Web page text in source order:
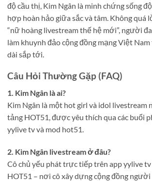
độ cầu thị, Kim Ngân là minh chứng sống
hợp hoàn hảo giữa sắc và tâm. Không quá
“nữ hoàng livestream thế hệ mới”, người
làm khuynh đảo cộng đồng mạng Việt
dài sắp tới.
Câu Hỏi Thường Gặp (FAQ)
1. Kim Ngân là ai?
Kim Ngân là một hot girl và idol livestream
tảng HOT51, được yêu thích qua các buổi
yylive tv và mod hot51.
2. Kim Ngân livestream ở đâu?
Cô chủ yếu phát trực tiếp trên app yylive
HOT51 – nơi cô xây dựng cộng đồng người